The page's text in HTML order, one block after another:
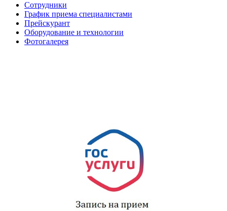
Сотрудники
График приема специалистами
Прейскурант
Оборудование и технологии
Фотогалерея